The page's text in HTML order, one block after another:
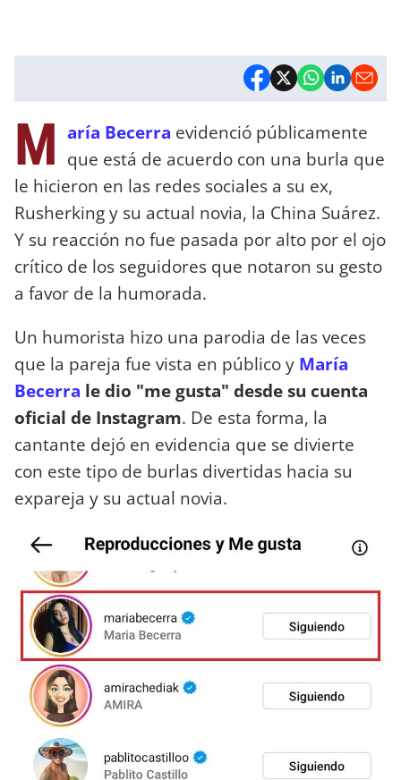
M aría Becerra evidenció públicamente
que está de acuerdo con una burla que
le hicieron en las redes sociales a su ex,
Rusherking y su actual novia, la China Suárez.
Y su reacción no fue pasada por alto por el ojo
crítico de los seguidores que notaron su gesto
a favor de la humorada.
Un humorista hizo una parodia de las veces
que la pareja fue vista en público y María
Becerra le dio "me gusta" desde su cuenta
oficial de Instagram. De esta forma, la
cantante dejó en evidencia que se divierte
con este tipo de burlas divertidas hacia su
expareja y su actual novia.